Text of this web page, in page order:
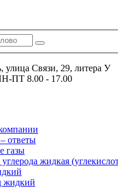
улица Связи, 29, литера У
ПТ 8.00 - 17.00
ответы
газы
жидкая
жидкий